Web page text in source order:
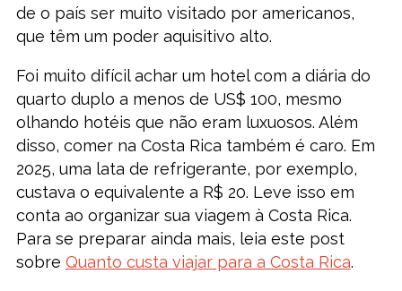
de o país ser muito visitado por americanos,
que têm um poder aquisitivo alto.
Foi muito difícil achar um hotel com a diária do
quarto duplo a menos de US$ 100, mesmo
olhando hotéis que não eram luxuosos. Além
disso, comer na Costa Rica também é caro. Em
2025, uma lata de refrigerante, por exemplo,
custava o equivalente a R$ 20. Leve isso em
conta ao organizar sua viagem à Costa Rica.
Para se preparar ainda mais, leia este post
sobre Quanto custa viajar para a Costa Rica.